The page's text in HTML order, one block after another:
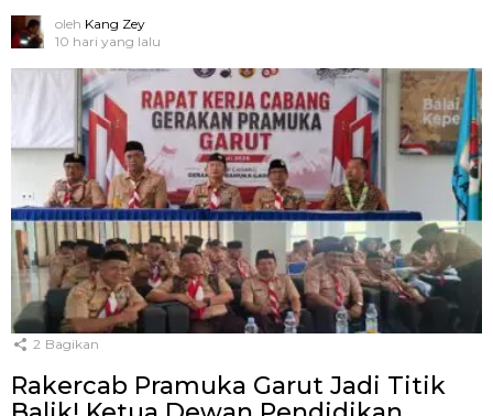
oleh Kang Zey
10 hari yang lalu
2 Bagikan
Rakercab Pramuka Garut Jadi Titik